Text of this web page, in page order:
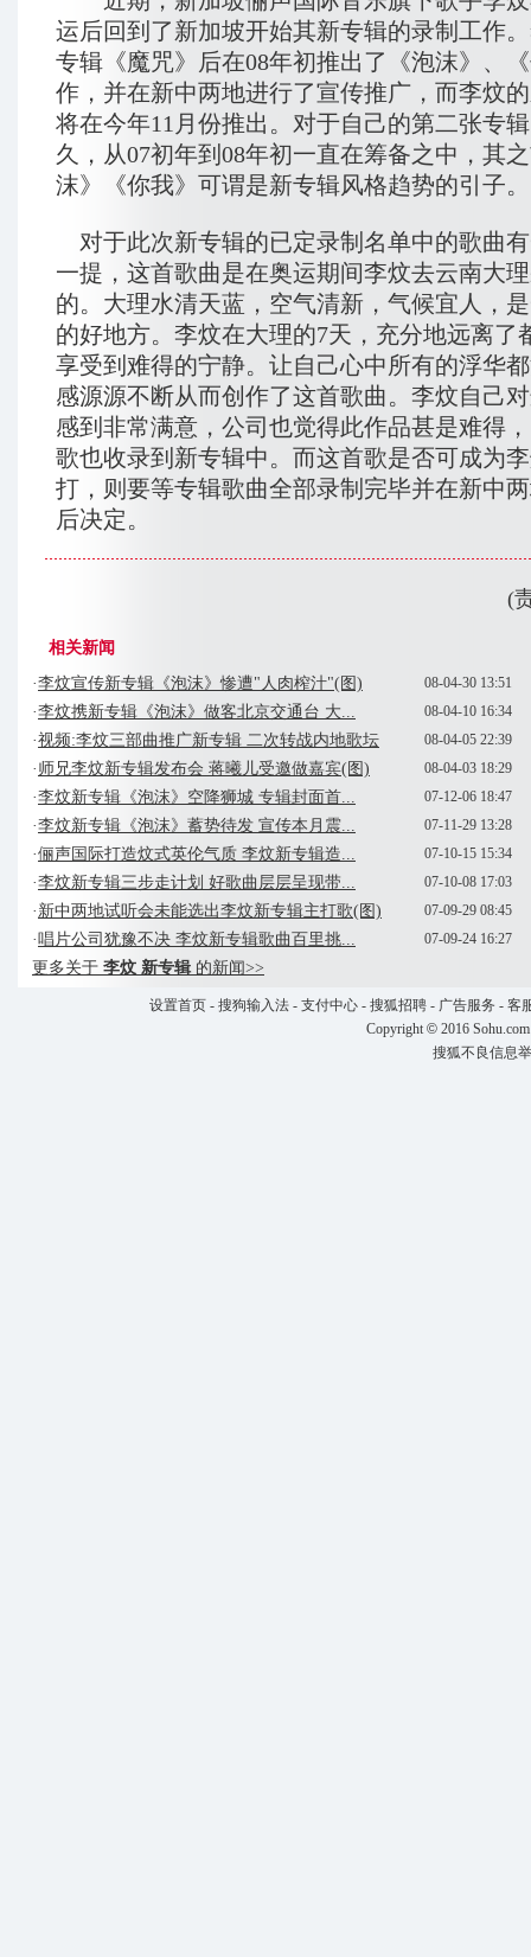
运后回到了新加坡开始其新专辑的录制工作
专辑《魔咒》后在08年初推出了《泡沫》、
作，并在新中两地进行了宣传推广，而李炆
将在今年11月份推出。对于自己的第二张专
久，从07初年到08年初一直在筹备之中，其
沫》《你我》可谓是新专辑风格趋势的引子。
对于此次新专辑的已定录制名单中的歌曲
一提，这首歌曲是在奥运期间李炆去云南大
的。大理水清天蓝，空气清新，气候宜人，
的好地方。李炆在大理的7天，充分地远离了
享受到难得的宁静。让自己心中所有的浮华
感源源不断从而创作了这首歌曲。李炆自己
感到非常满意，公司也觉得此作品甚是难得
歌也收录到新专辑中。而这首歌是否可成为
打，则要等专辑歌曲全部录制完毕并在新中
后决定。
(
相关新闻
08-04-30 13:51
·李炆宣传新专辑《泡沫》惨遭"人肉榨汁"(图)
08-04-10 16:34
·李炆携新专辑《泡沫》做客北京交通台 大...
08-04-05 22:39
·视频:李炆三部曲推广新专辑 二次转战内地歌坛
08-04-03 18:29
·师兄李炆新专辑发布会 蒋曦儿受邀做嘉宾(图)
07-12-06 18:47
·李炆新专辑《泡沫》空降狮城 专辑封面首...
07-11-29 13:28
·李炆新专辑《泡沫》蓄势待发 宣传本月震...
07-10-15 15:34
·俪声国际打造炆式英伦气质 李炆新专辑造...
07-10-08 17:03
·李炆新专辑三步走计划 好歌曲层层呈现带...
07-09-29 08:45
·新中两地试听会未能选出李炆新专辑主打歌(图)
07-09-24 16:27
·唱片公司犹豫不决 李炆新专辑歌曲百里挑...
更多关于 李炆 新专辑的新闻>>
设置首页- 搜狗输入法- 支付中心- 搜狐招聘- 广告服务 - 客
Copyright © 2016
搜狐不良信息